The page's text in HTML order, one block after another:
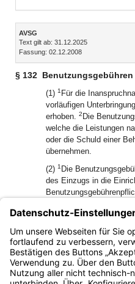
Inhalt
AVSG
Text gilt ab: 31.12.2025
Fassung: 02.12.2008
§ 132 Benutzungsgebühren
(1) 1 Für die
vorläufigen
erhoben. 2 Die
welche die Leistungen
oder die Schuld einer
übernehmen.
(2) 1 Die
des Einzugs in die
(3) Zentrale
und Festsetzung der
Unterbringung ist die
Bayern.de